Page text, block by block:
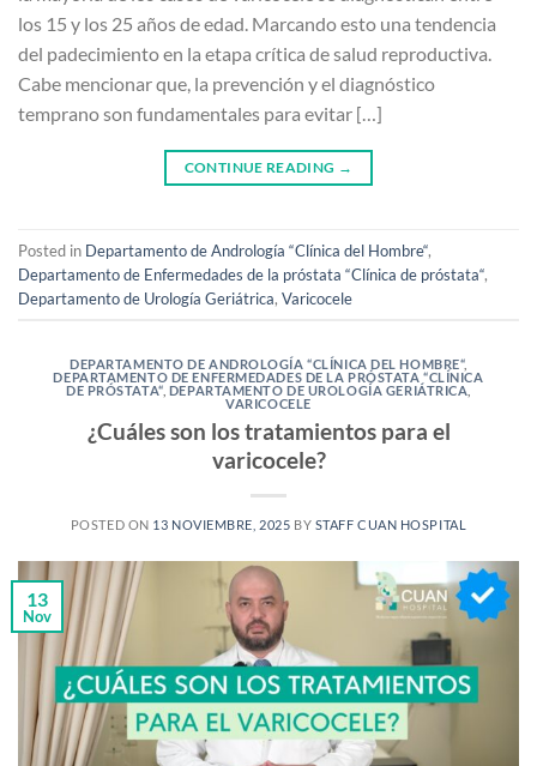
los 15 y los 25 años de edad. Marcando esto una tendencia
del padecimiento en la etapa crítica de salud reproductiva.
Cabe mencionar que, la prevención y el diagnóstico
temprano son fundamentales para evitar […]
CONTINUE READING →
Posted in Departamento de Andrología “Clínica del Hombre“,
Departamento de Enfermedades de la próstata “Clínica de próstata“,
Departamento de Urología Geriátrica, Varicocele
DEPARTAMENTO DE ANDROLOGÍA “CLÍNICA DEL HOMBRE“,
DEPARTAMENTO DE ENFERMEDADES DE LA PRÓSTATA “CLÍNICA
DE PRÓSTATA“, DEPARTAMENTO DE UROLOGÍA GERIÁTRICA
VARICOCELE
¿Cuáles son los tratamientos para el
varicocele?
POSTED ON 13 NOVIEMBRE, 2025 BY STAFF CUAN HOSPITAL
13
Nov